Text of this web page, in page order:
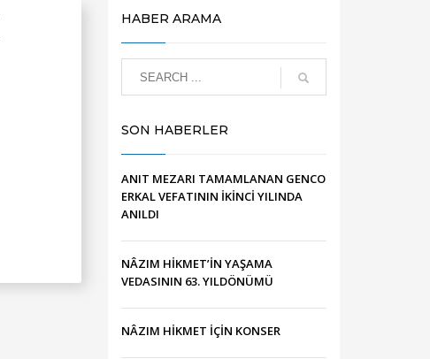
HABER ARAMA
SON HABERLER
ANIT MEZARI TAMAMLANAN GENCO
ERKAL VEFATININ İKİNCİ YILINDA
ANILDI
NÂZIM HİKMET’İN YAŞAMA
VEDASININ 63. YILDÖNÜMÜ
NÂZIM HİKMET İÇİN KONSER